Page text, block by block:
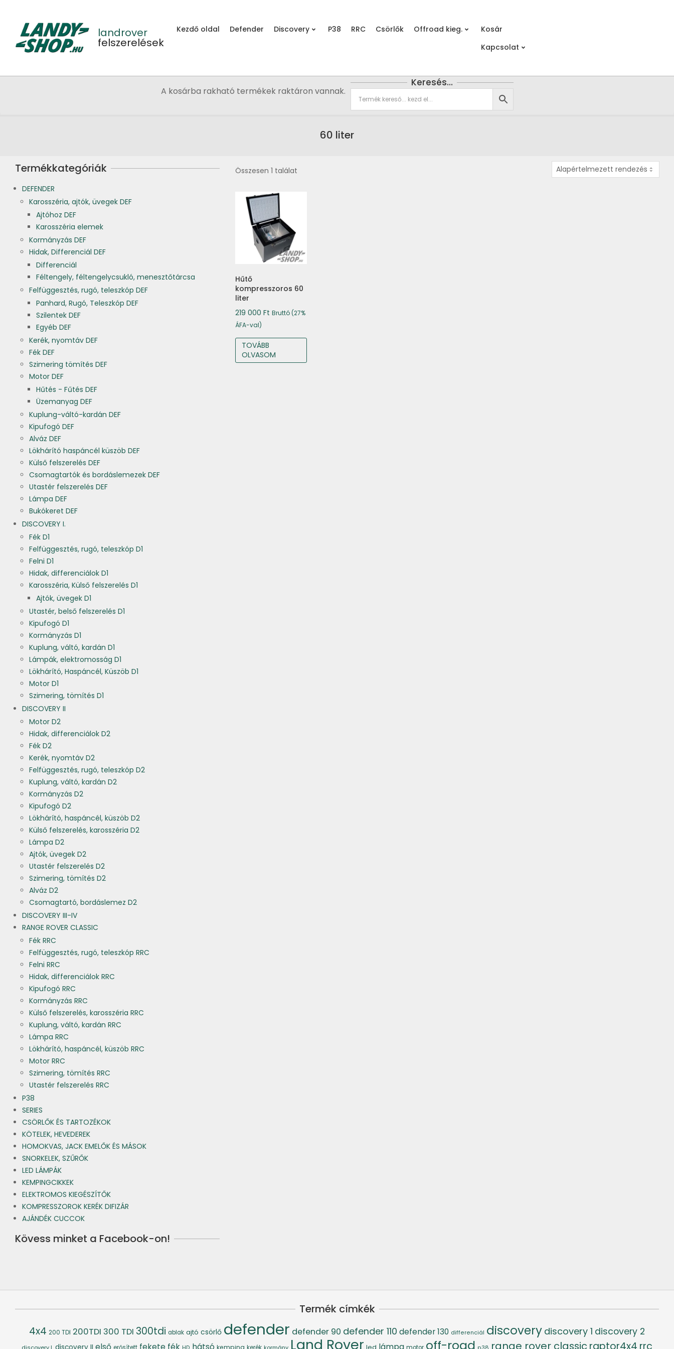
content
landrover
felszerelések
Kezdő oldal Defender Discovery P38 RRC Csörlők Offroad kieg.
Kosár
Kapcsolat
A kosárba rakható termékek raktáron vannak.
Keresés…
60 liter
Összesen 1 találat
Hűtő
kompresszoros 60
liter
219 000 Ft Bruttó (27%
ÁFA-val)
TOVÁBB
OLVASOM
Termékkategóriák
DEFENDER
Karosszéria, ajtók, üvegek DEF
Ajtóhoz DEF
Karosszéria elemek
Kormányzás DEF
Hidak, Differenciál DEF
Differenciál
Féltengely, féltengelycsukló, menesztőtárcsa
Felfüggesztés, rugó, teleszkóp DEF
Panhard, Rugó, Teleszkóp DEF
Szilentek DEF
Egyéb DEF
Kerék, nyomtáv DEF
Fék DEF
Szimering tömítés DEF
Motor DEF
Hűtés - Fűtés DEF
Üzemanyag DEF
Kuplung-váltó-kardán DEF
Kipufogó DEF
Alváz DEF
Lökhárító haspáncél küszöb DEF
Külső felszerelés DEF
Csomagtartók és bordáslemezek DEF
Utastér felszerelés DEF
Lámpa DEF
Bukókeret DEF
DISCOVERY I.
Fék D1
Felfüggesztés, rugó, teleszkóp D1
Felni D1
Hidak, differenciálok D1
Karosszéria, Külső felszerelés D1
Ajtók, üvegek D1
Utastér, belső felszerelés D1
Kipufogó D1
Kormányzás D1
Kuplung, váltó, kardán D1
Lámpák, elektromosság D1
Lökhárító, Haspáncél, Küszöb D1
Motor D1
Szimering, tömítés D1
DISCOVERY II
Motor D2
Hidak, differenciálok D2
Fék D2
Kerék, nyomtáv D2
Felfüggesztés, rugó, teleszkóp D2
Kuplung, váltó, kardán D2
Kormányzás D2
Kipufogó D2
Lökhárító, haspáncél, küszöb D2
Külső felszerelés, karosszéria D2
Lámpa D2
Ajtók, üvegek D2
Utastér felszerelés D2
Szimering, tömítés D2
Alváz D2
Csomagtartó, bordáslemez D2
DISCOVERY III-IV
RANGE ROVER CLASSIC
Fék RRC
Felfüggesztés, rugó, teleszkóp RRC
Felni RRC
Hidak, differenciálok RRC
Kipufogó RRC
Kormányzás RRC
Külső felszerelés, karosszéria RRC
Kuplung, váltó, kardán RRC
Lámpa RRC
Lökhárító, haspáncél, küszöb RRC
Motor RRC
Szimering, tömítés RRC
Utastér felszerelés RRC
P38
SERIES
CSÖRLŐK ÉS TARTOZÉKOK
KÖTELEK, HEVEDEREK
HOMOKVAS, JACK EMELŐK ÉS MÁSOK
SNORKELEK, SZŰRŐK
LED LÁMPÁK
KEMPINGCIKKEK
ELEKTROMOS KIEGÉSZÍTŐK
KOMPRESSZOROK KERÉK DIFIZÁR
AJÁNDÉK CUCCOK
Kövess minket a Facebook-on!
Termék címkék
4x4 200 TDI 200TDI 300 TDI 300tdi ablak ajtó csörlő defender defender 90 defender 110 defender 130 differenciál discovery discovery 1 discovery 2
első fekete kemping Land Rover off-road range rover classic raptor4x4 rrc